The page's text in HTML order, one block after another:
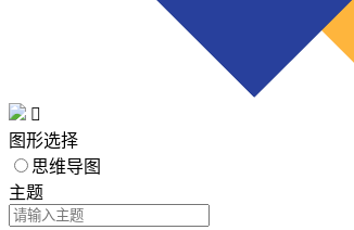

图形选择
思维导图
主题